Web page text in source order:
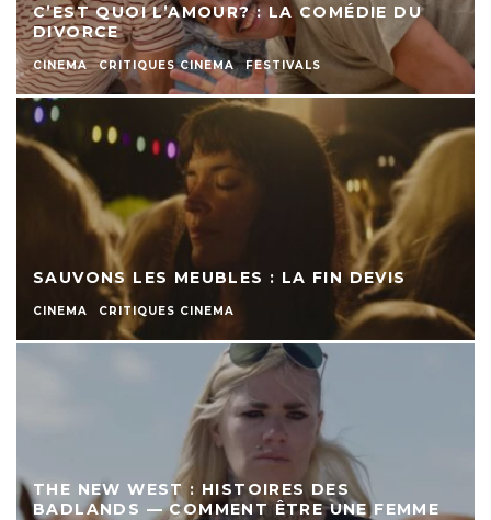
C’EST QUOI L’AMOUR? : LA COMÉDIE DU
DIVORCE
CINEMA CRITIQUES CINEMA FESTIVALS
SAUVONS LES MEUBLES : LA FIN DEVIS
CINEMA CRITIQUES CINEMA
THE NEW WEST : HISTOIRES DES
BADLANDS — COMMENT ÊTRE UNE FEMME